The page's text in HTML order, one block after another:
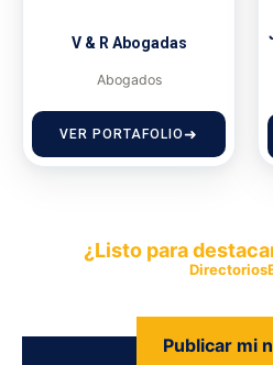
V & R Abogadas
Abogados
VER PORTAFOLIO
¿Listo para
Publicar mi